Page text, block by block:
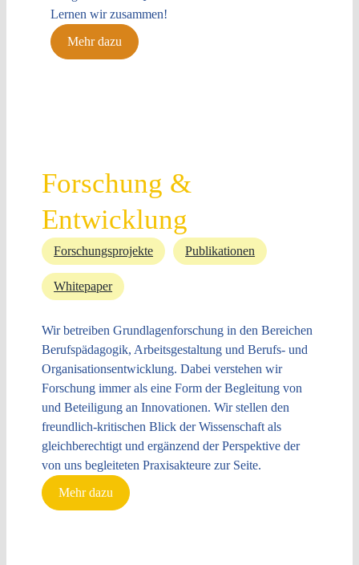
Lernen wir zusammen!
Mehr dazu
Forschung &
Entwicklung
Forschungsprojekte Publikationen
Whitepaper
Wir betreiben Grundlagenforschung in den Bereichen
Berufspädagogik, Arbeitsgestaltung und Berufs- und
Organisationsentwicklung. Dabei verstehen wir
Forschung immer als eine Form der Begleitung von
und Beteiligung an Innovationen. Wir stellen den
freundlich-kritischen Blick der Wissenschaft als
gleichberechtigt und ergänzend der Perspektive der
von uns begleiteten Praxisakteure zur Seite.
Mehr dazu